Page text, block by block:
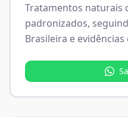
Tratamentos naturais
padronizados,
Brasileira e